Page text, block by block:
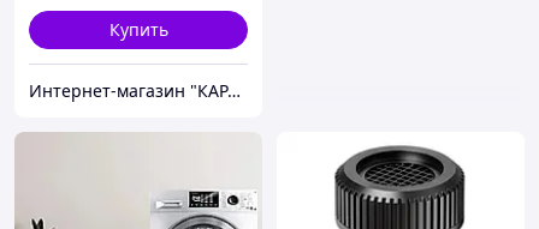
Купить
Интернет-магазин "КАРАПУЗИК"